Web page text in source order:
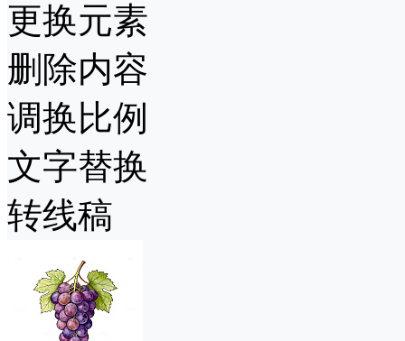
更换元素
删除内容
调换比例
文字替换
转线稿